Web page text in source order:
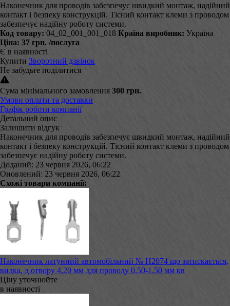
Наконечник для проводів забезпечує швидкий монтаж, надійний
контакт і безпеку конструкцій. Тісний контакт клеми з проводом
забезпечує надійну роботу системи.
Код товару: 04_02_001_001_018 Країна виробник: Україна
Ціна: 37 грн. /послуга
Є в наявності
Купити Зворотний дзвінок
Не забудьте поділитися
Сума мінімального замовлення 300 грн.
Умови оплати та доставки
Графік роботи компанії
Детальний опис
Залишити відгук
Наконечник для проводів забезпечує швидкий монтаж, надійний
контакт і безпеку конструкцій. Тісний контакт клеми з проводом
забезпечує надійну роботу системи.
Доданий: 23 червня 2026, 06:22
Оновлений: 23 червня 2026, 06:22
Схожі товари компанії:
Наконечник латунний автомобільний № Н2074 що затискається,
вилка, д отвору 4,20 мм для проводу 0,50-1,50 мм кв
Ціну уточнюйте
в наявності